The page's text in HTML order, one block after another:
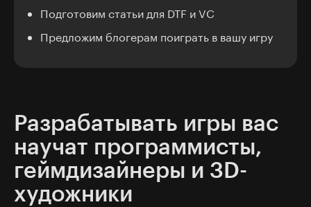
Подготовим статьи для DTF и VC
Предложим блогерам поиграть в вашу игру
Разрабатывать игры вас
научат программисты,
геймдизайнеры и 3D-
художники